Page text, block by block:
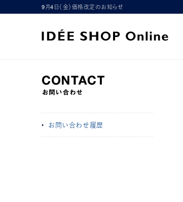
9月4日（金）価格改定のお知らせ
お問い合わせ履歴